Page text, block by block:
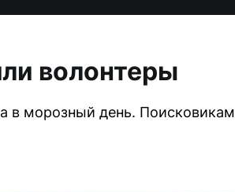
волонтеры
в морозный день. Поисковикам